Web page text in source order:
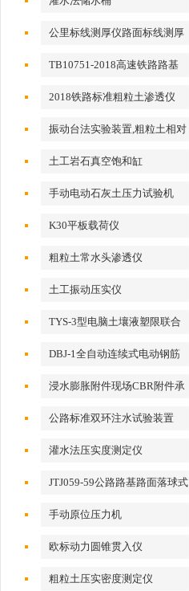
公里标线测厚仪路面标线测厚
TB10751-2018高速铁路路基
工程2018标准粗粒土渗透仪
2018铁路标准粗粒土渗透仪
振动台法实验装置,粗粒土相对
密度试验仪
土工岩石真空饱和缸
手动电动石灰土压力试验机
K30平板载荷仪
粗粒土常水头渗透仪
土工振动压实仪
TYS-3型电脑土壤液塑限联合
DBJ-1全自动连续式电动钢筋
打点机
浸水膨胀附件现场CBR附件承
载比附件
公路标准双环注水试验装置
灌水法压实度测定仪
JTJ059-59公路路基路面落球式
回弹模量检测仪
手动原位压力机
欧标动力圆锥贯入仪
粗粒土压实密度测定仪